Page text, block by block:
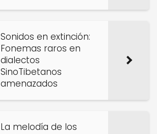
Sonidos en extinción:
Fonemas raros en
dialectos
SinoTibetanos
amenazados
La melodía de los